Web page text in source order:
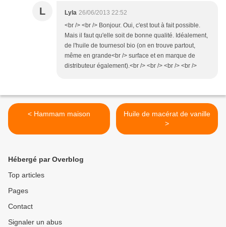
L Lyla 26/06/2013 22:52
<br /> <br /> Bonjour. Oui, c'est tout à fait possible.
Mais il faut qu'elle soit de bonne qualité. Idéalement,
de l'huile de tournesol bio (on en trouve partout,
même en grande<br /> surface et en marque de
distributeur également).<br /> <br /> <br /> <br />
< Hammam maison
Huile de macérat de vanille
>
Hébergé par Overblog
Top articles
Pages
Contact
Signaler un abus